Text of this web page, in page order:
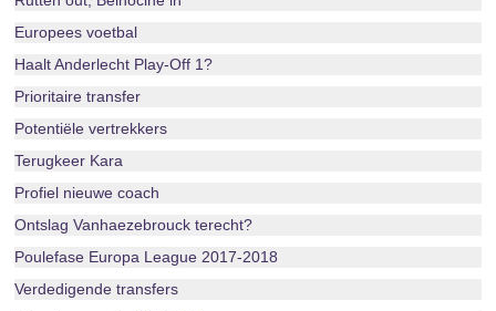
Europees voetbal
Haalt Anderlecht Play-Off 1?
Prioritaire transfer
Potentiële vertrekkers
Terugkeer Kara
Profiel nieuwe coach
Ontslag Vanhaezebrouck terecht?
Poulefase Europa League 2017-2018
Verdedigende transfers